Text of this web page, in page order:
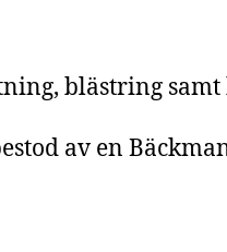
blästring samt
av en